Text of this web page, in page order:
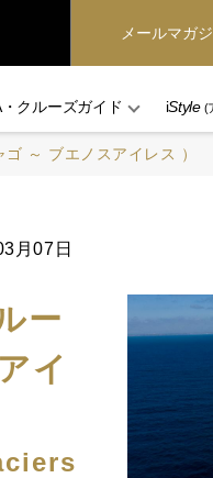
メールマガ
クルーズガイド iStyle(
～ ブエノスアイレス ）
月07日
ー
イ